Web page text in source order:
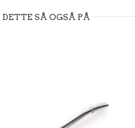
SÅ OGSÅ PÅ